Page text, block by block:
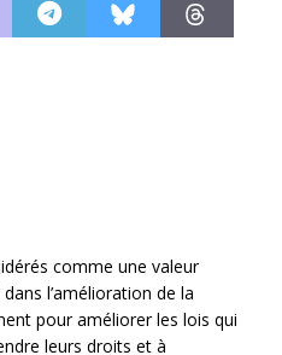
comme une valeur
l’amélioration de la
pour améliorer les lois qui
leurs droits et à